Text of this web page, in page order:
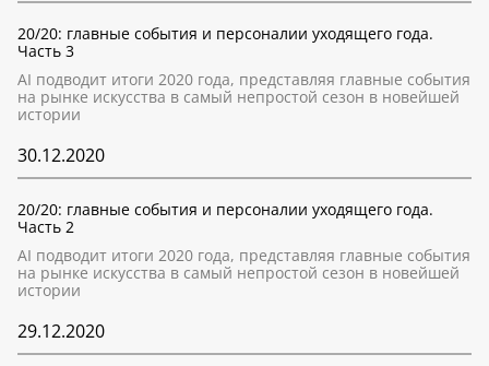
20/20: главные события и персоналии уходящего года.
Часть 3
AI подводит итоги 2020 года, представляя главные события
на рынке искусства в самый непростой сезон в новейшей
истории
30.12.2020
20/20: главные события и персоналии уходящего года.
Часть 2
AI подводит итоги 2020 года, представляя главные события
на рынке искусства в самый непростой сезон в новейшей
истории
29.12.2020